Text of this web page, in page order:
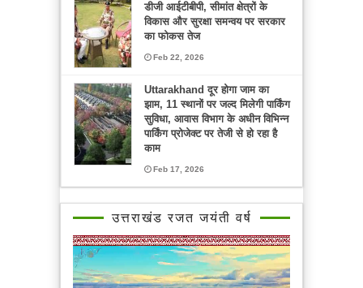
डीजी आईटीबीपी, सीमांत क्षेत्रों के
विकास और सुरक्षा समन्वय पर सरकार
का फोकस तेज
Feb 22, 2026
Uttarakhand दूर होगा जाम का
झाम, 11 स्थानों पर जल्द मिलेगी पार्किंग
सुविधा, आवास विभाग के अधीन विभिन्न
पार्किंग प्रोजेक्ट पर तेजी से हो रहा है
काम
Feb 17, 2026
उत्तराखंड रजत जयंती वर्ष